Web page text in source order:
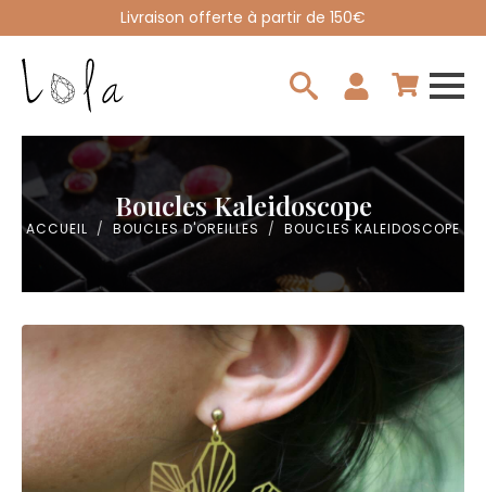
Livraison offerte à partir de 150€
Boucles Kaleidoscope
ACCUEIL BOUCLES D'OREILLES BOUCLES KALEIDOSCOPE